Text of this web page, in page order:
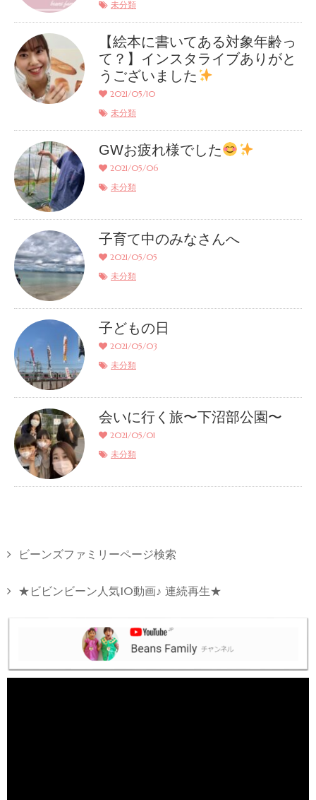
未分類
【絵本に書いてある対象年齢っ
て？】インスタライブありがと
うございました
2021/05/10
未分類
GWお疲れ様でした
2021/05/06
未分類
子育て中のみなさんへ
2021/05/05
未分類
子どもの日
2021/05/03
未分類
会いに行く旅〜下沼部公園〜
2021/05/01
未分類
ビーンズファミリーページ検索
★ビビンビーン人気10動画♪ 連続再生★